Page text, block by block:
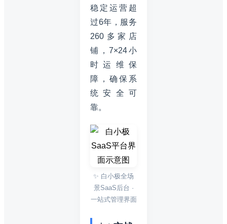
稳定运营超
过6年，服务
260多家店
铺，7×24小
时运维保
障，确保系
统安全可
靠。
✨ 白小极全场
景SaaS后台 ·
一站式管理界面